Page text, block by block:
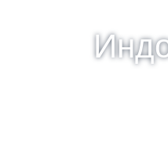
Санкт-Петербург,
ул. Рубинштейна, д. 15-17,